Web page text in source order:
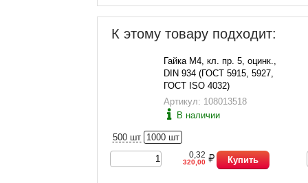
К этому товару подходит:
Гайка М4, кл. пр. 5, оцинк.,
DIN 934 (ГОСТ 5915, 5927,
ГОСТ ISO 4032)
Артикул: 108013518
В наличии
500 шт 1000 шт
0,32
320,00 Купить